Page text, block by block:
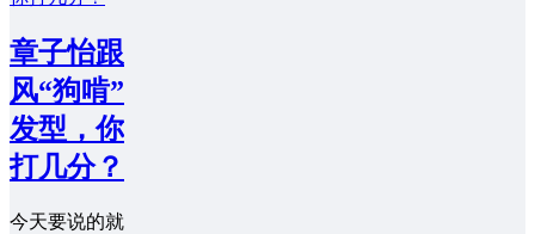
章子怡跟
风“狗啃”
发型，你
打几分？
今天要说的就